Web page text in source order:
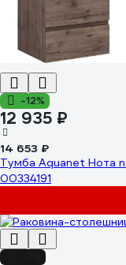
-12%
12 935 ₽
14 653 ₽
Тумба Aquanet Нота
00334191